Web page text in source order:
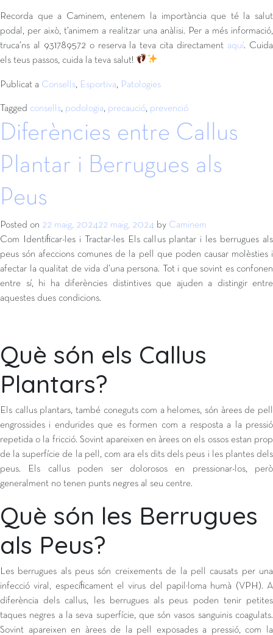
Recorda que a Caminem, entenem la importància que té la salut
podal, per això, t’animem a realitzar una anàlisi. Per a més informació,
truca’ns al 931789572 o reserva la teva cita directament aquí. Cuida
els teus passos, cuida la teva salut!
Publicat a Consells, Esportiva, Patologies
Tagged consells, podologia, precaució, prevenció
Diferències entre Callus
Plantar i Berrugues als
Peus
Posted on 22 maig, 202422 maig, 2024 by Caminem
Com Identificar-les i Tractar-les Els callus plantar i les berrugues als
peus són afeccions comunes de la pell que poden causar molèsties i
afectar la qualitat de vida d’una persona. Tot i que sovint es confonen
entre sí, hi ha diferències distintives que ajuden a distingir entre
aquestes dues condicions.
Què són els Callus
Plantars?
Els callus plantars, també coneguts com a helomes, són àrees de pell
engrossides i endurides que es formen com a resposta a la pressió
repetida o la fricció. Sovint apareixen en àrees on els ossos estan prop
de la superfície de la pell, com ara els dits dels peus i les plantes dels
peus. Els callus poden ser dolorosos en pressionar-los, però
generalment no tenen punts negres al seu centre.
Què són les Berrugues
als Peus?
Les berrugues als peus són creixements de la pell causats per una
infecció viral, específicament el virus del papil·loma humà (VPH). A
diferència dels callus, les berrugues als peus poden tenir petites
taques negres a la seva superfície, que són vasos sanguinis coagulats.
Sovint apareixen en àrees de la pell exposades a pressió, com la